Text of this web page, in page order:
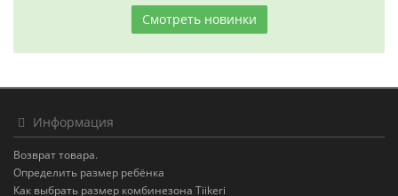
Смотреть новинки
Информация
Возврат товара.
Определить размер ребёнка
Как выбрать размер комбинезона Tiikeri